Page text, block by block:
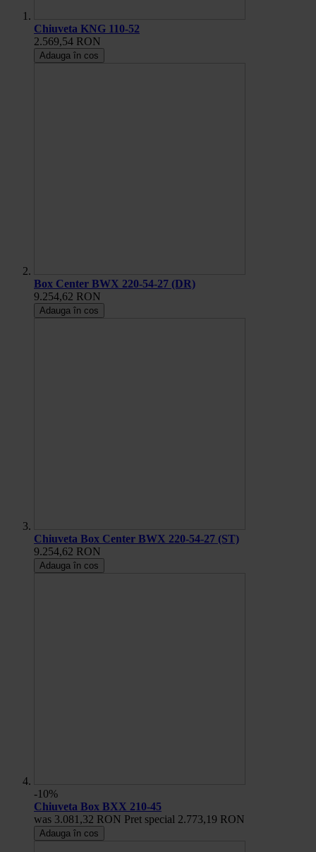
Chiuveta KNG 110-52
2.569,54 RON
Adauga în cos
Box Center BWX 220-54-27 (DR)
9.254,62 RON
Adauga în cos
Chiuveta Box Center BWX 220-54-27 (ST)
9.254,62 RON
Adauga în cos
-10%
Chiuveta Box BXX 210-45
was 3.081,32 RON Pret special 2.773,19 RON
Adauga în cos